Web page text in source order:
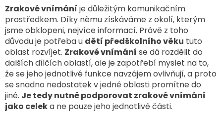
p
r
v
k
y
v
ý
p
i
s
u
Zrakové vnímání je důležitým komunikačním
prostředkem. Díky němu získáváme z okolí, kterým
jsme obklopeni, nejvíce informací. Právě z toho
důvodu je potřeba u dětí předškolního věku tuto
oblast rozvíjet. Zrakové vnímání se dá rozdělit do
dalších dílčích oblastí, ale je zapotřebí myslet na to,
že se jeho jednotlivé funkce navzájem ovlivňují, a proto
se snadno nedostatek v jedné oblasti promítne do
jiné. Je tedy nutné podporovat zrakové vnímání
jako celeka ne pouze jeho jednotlivé části.